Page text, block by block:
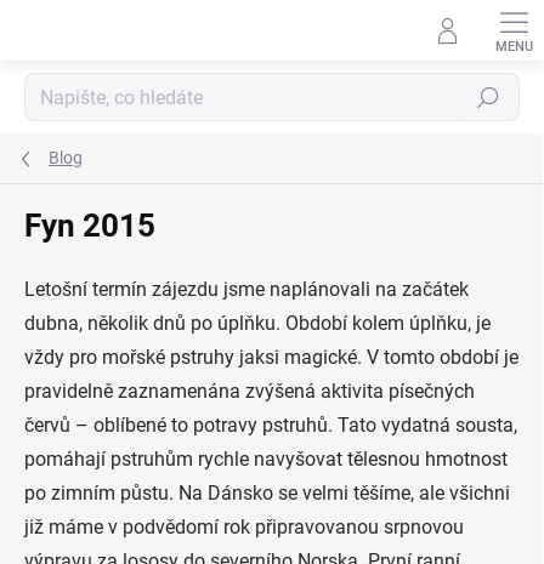
Hledat
Blog
Fyn 2015
Letošní termín zájezdu jsme naplánovali na začátek
dubna, několik dnů po úplňku. Období kolem úplňku, je
vždy pro mořské pstruhy jaksi magické. V tomto období je
pravidelně zaznamenána zvýšená aktivita písečných
červů – oblíbené to potravy pstruhů. Tato vydatná sousta,
pomáhají pstruhům rychle navyšovat tělesnou hmotnost
po zimním půstu. Na Dánsko se velmi těšíme, ale všichni
již máme v podvědomí rok připravovanou srpnovou